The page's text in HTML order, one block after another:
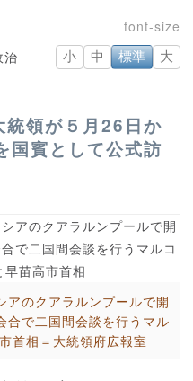
治 小 中 標準 大
統領が５月26日か
国賓として公式訪
アのクアラルンプールで開
合で二国間会談を行うマル
首相＝大統領府広報室